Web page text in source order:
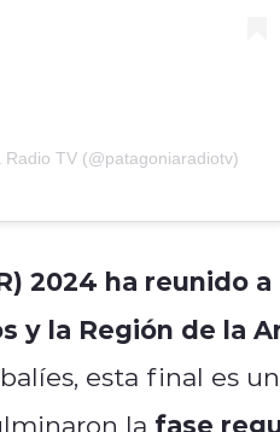
TV (@patagoniaradiotv)
2024 ha reunido
y la Región de la
esta final es
la fase